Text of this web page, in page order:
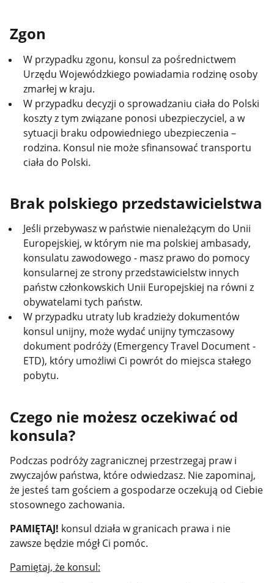
Zgon
W przypadku zgonu, konsul za pośrednictwem
Urzędu Wojewódzkiego powiadamia rodzinę osoby
zmarłej w kraju.
W przypadku decyzji o sprowadzaniu ciała do Polski
koszty z tym związane ponosi ubezpieczyciel, a w
sytuacji braku odpowiedniego ubezpieczenia –
rodzina. Konsul nie może sfinansować transportu
ciała do Polski.
Brak polskiego przedstawicielstwa
Jeśli przebywasz w państwie nienależącym do Unii
Europejskiej, w którym nie ma polskiej ambasady,
konsulatu zawodowego - masz prawo do pomocy
konsularnej ze strony przedstawicielstw innych
państw członkowskich Unii Europejskiej na równi z
obywatelami tych państw.
W przypadku utraty lub kradzieży dokumentów
konsul unijny, może wydać unijny tymczasowy
dokument podróży (Emergency Travel Document -
ETD), który umożliwi Ci powrót do miejsca stałego
pobytu.
Czego nie możesz oczekiwać od
konsula?
Podczas podróży zagranicznej przestrzegaj praw i
zwyczajów państwa, które odwiedzasz. Nie zapominaj,
że jesteś tam gościem a gospodarze oczekują od Ciebie
stosownego zachowania.
PAMIĘTAJ! konsul działa w granicach prawa i nie
zawsze będzie mógł Ci pomóc.
Pamiętaj, że konsul: